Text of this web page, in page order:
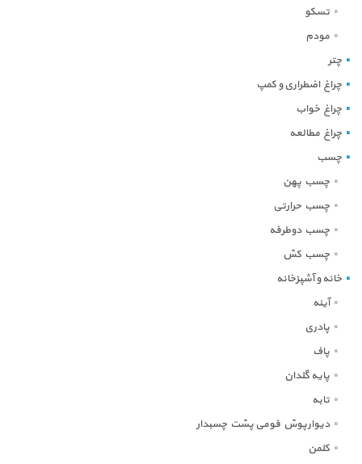
تسکو
مودم
چتر
چراغ اضطراری و کمپ
چراغ خواب
چراغ مطالعه
چسب
چسب پهن
چسب حرارتی
چسب دوطرفه
چسب کش
خانه و آشپزخانه
آینه
پادری
پاف
پایه گلدان
تابه
دیوارپوش فومی پشت چسبدار
کلمن